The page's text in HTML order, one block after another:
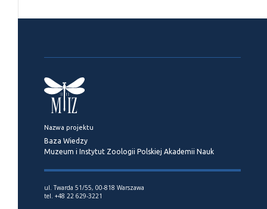
Nazwa projektu
Baza Wiedzy
Muzeum i Instytut Zoologii Polskiej Akademii Nauk
ul. Twarda 51/55, 00-818 Warszawa
tel. +48 22 629-3221